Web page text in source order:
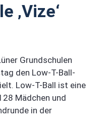
‚Vize‘
Grundschulen
den Low-T-Ball-
Low-T-Ball ist eine
Mädchen und
in der